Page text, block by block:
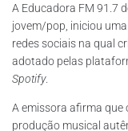
A Educadora FM 91.7
jovem/pop, iniciou
redes sociais na qual
adotado pelas
Spotify.
A emissora afirma que
produção musical